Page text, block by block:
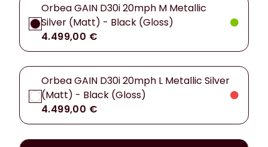
Orbea GAIN D30i 20mph M Metallic
Silver (Matt) - Black (Gloss)
4.499,00 €
Orbea GAIN D30i 20mph L Metallic Silver
(Matt) - Black (Gloss)
4.499,00 €